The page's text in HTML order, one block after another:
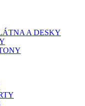
A DESKY